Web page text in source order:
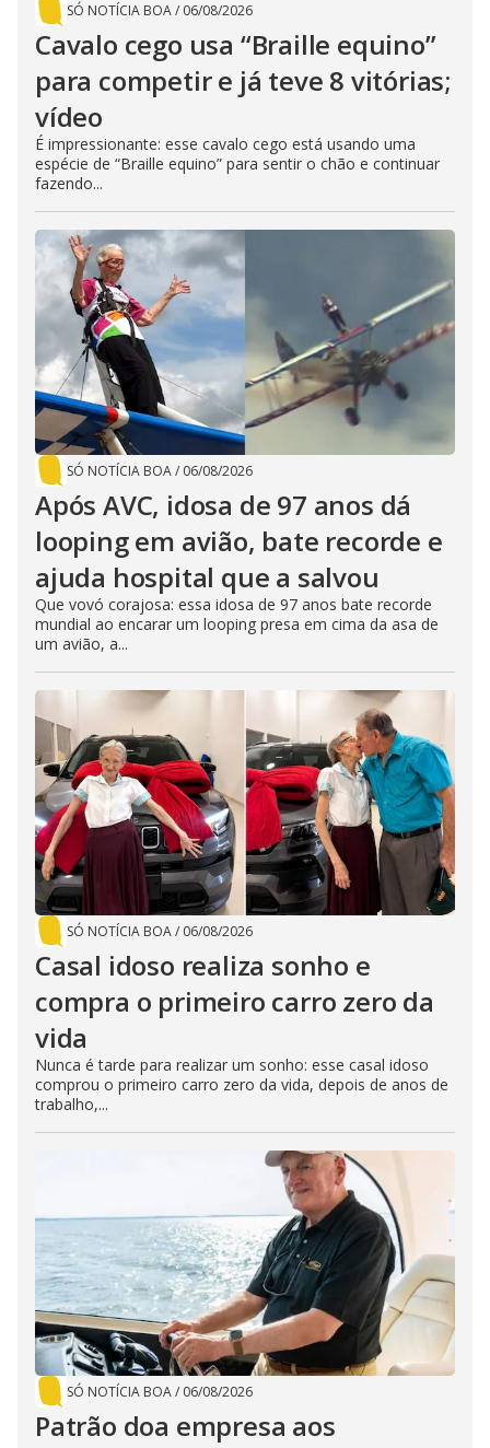
SÓ NOTÍCIA BOA/ 06/08/2026
Cavalo cego usa “Braille equino”
para competir e já teve 8 vitórias;
vídeo
É impressionante: esse cavalo cego está usando uma
espécie de “Braille equino” para sentir o chão e continuar
fazendo...
SÓ NOTÍCIA BOA/ 06/08/2026
Após AVC, idosa de 97 anos dá
looping em avião, bate recorde e
ajuda hospital que a salvou
Que vovó corajosa: essa idosa de 97 anos bate recorde
mundial ao encarar um looping presa em cima da asa de
um avião, a...
SÓ NOTÍCIA BOA/ 06/08/2026
Casal idoso realiza sonho e
compra o primeiro carro zero da
vida
Nunca é tarde para realizar um sonho: esse casal idoso
comprou o primeiro carro zero da vida, depois de anos de
trabalho,...
SÓ NOTÍCIA BOA/ 06/08/2026
Patrão doa empresa aos